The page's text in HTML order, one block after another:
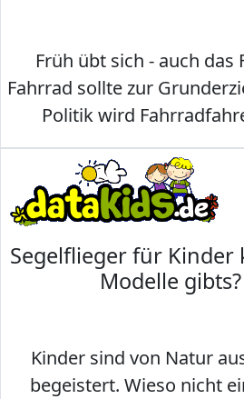
Früh übt sich - auch das
Fahrrad sollte zur
Politik wird
Segelflieger für Kinder
Modelle gibts?
Kinder sind von Natur
begeistert. Wieso nicht